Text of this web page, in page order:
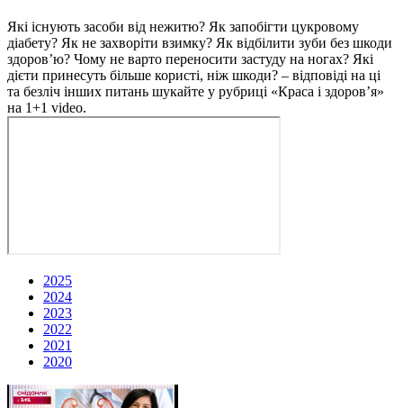
Які існують засоби від нежитю? Як запобігти цукровому
діабету? Як не захворіти взимку? Як відбілити зуби без шкоди
здоров’ю? Чому не варто переносити застуду на ногах? Які
дієти принесуть більше користі, ніж шкоди? – відповіді на ці
та безліч інших питань шукайте у рубриці «Краса і здоров’я»
на 1+1 video.
2025
2024
2023
2022
2021
2020